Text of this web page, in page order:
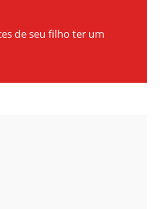
de seu filho ter um